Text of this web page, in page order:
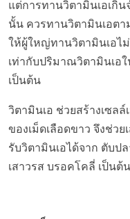
แต่การทานวิตามินเอเกิน
นั้น ควรทานวิตามินเอต
ให้ผู้ใหญ่ทานวิตามินเอไ
เท่ากับปริมาณวิตามินเอ
เป็นต้น
วิตามินเอ ช่วยสร้างเซล
ของเม็ดเลือดขาว จึงช่ว
รับวิตามินเอได้จาก ตับป
เสาวรส บรอคโคลี่ เป็นต้น